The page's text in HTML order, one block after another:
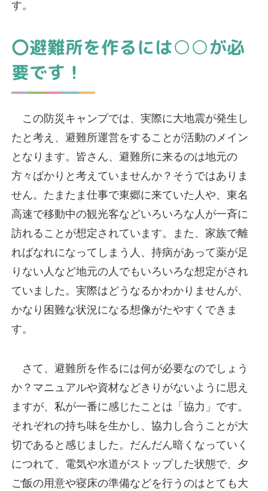
す。
〇避難所を作るには○○が必
要です！
この防災キャンプでは、実際に大地震が発生し
たと考え、避難所運営をすることが活動のメイン
となります。皆さん、避難所に来るのは地元の
方々ばかりと考えていませんか？そうではありま
せん。たまたま仕事で東郷に来ていた人や、東名
高速で移動中の観光客などいろいろな人が一斉に
訪れることが想定されています。また、家族で離
ればなれになってしまう人、持病があって薬が足
りない人など地元の人でもいろいろな想定がされ
ていました。実際はどうなるかわかりませんが、
かなり困難な状況になる想像がたやすくできま
す。
さて、避難所を作るには何が必要なのでしょう
か？マニュアルや資材などきりがないように思え
ますが、私が一番に感じたことは「協力」です。
それぞれの持ち味を生かし、協力し合うことが大
切であると感じました。だんだん暗くなっていく
につれて、電気や水道がストップした状態で、夕
ご飯の用意や寝床の準備などを行うのはとても大